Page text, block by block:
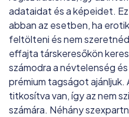
adataidat és a képeidet.
abban az esetben, ha
feltölteni és nem
effajta társkeresőkön
számodra a névtelenség
prémium tagságot ajánljuk.
titkosítva van, így az nem
számára. Néhány